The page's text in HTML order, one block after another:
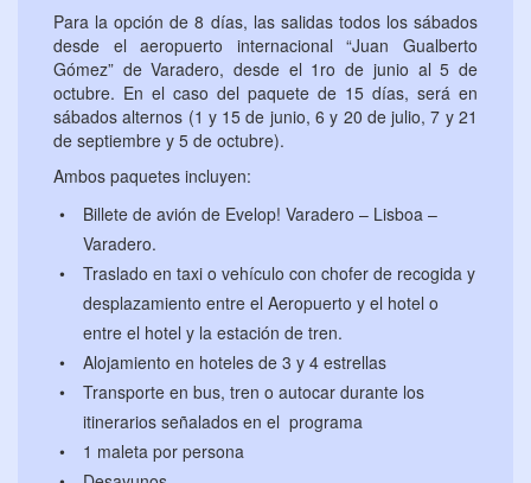
Para la opción de 8 días, las salidas todos los sábados
desde el aeropuerto internacional “Juan Gualberto
Gómez” de Varadero, desde el 1ro de junio al 5 de
octubre. En el caso del paquete de 15 días, será en
sábados alternos (1 y 15 de junio, 6 y 20 de julio, 7 y 21
de septiembre y 5 de octubre).
Ambos paquetes incluyen:
Billete de avión de Evelop! Varadero – Lisboa –
Varadero.
Traslado en taxi o vehículo con chofer de recogida y
desplazamiento entre el Aeropuerto y el hotel o
entre el hotel y la estación de tren.
Alojamiento en hoteles de 3 y 4 estrellas
Transporte en bus, tren o autocar durante los
itinerarios señalados en el programa
1 maleta por persona